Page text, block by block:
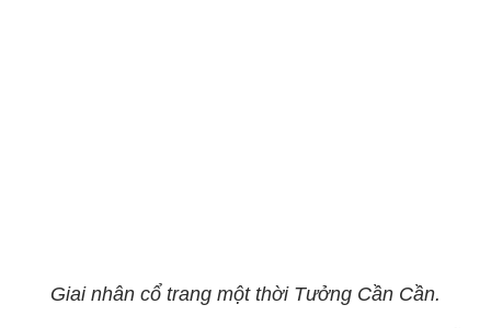
Giai nhân cổ trang một thời Tưởng Cần Cần.